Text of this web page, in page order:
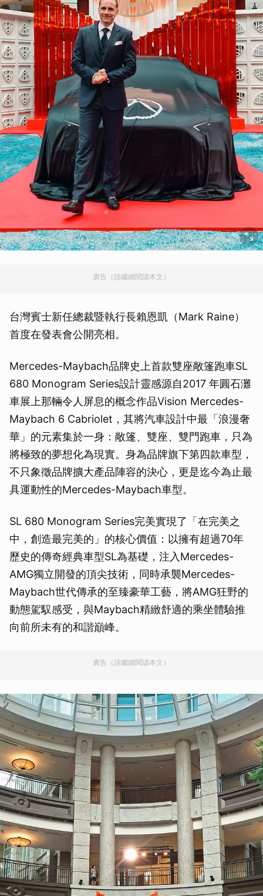
廣告（請繼續閱讀本文）
台灣賓士新任總裁暨執行長賴恩凱（Mark Raine）
首度在發表會公開亮相。
Mercedes-Maybach品牌史上首款雙座敞篷跑車SL
680 Monogram Series設計靈感源自2017 年圓石灘
車展上那輛令人屏息的概念作品Vision Mercedes-
Maybach 6 Cabriolet，其將汽車設計中最「浪漫奢
華」的元素集於一身：敞篷、雙座、雙門跑車，只為
將極致的夢想化為現實。身為品牌旗下第四款車型，
不只象徵品牌擴大產品陣容的決心，更是迄今為止最
具運動性的Mercedes-Maybach車型。
SL 680 Monogram Series完美實現了「在完美之
中，創造最完美的」的核心價值：以擁有超過70年
歷史的傳奇經典車型SL為基礎，注入Mercedes-
AMG獨立開發的頂尖技術，同時承襲Mercedes-
Maybach世代傳承的至臻豪華工藝，將AMG狂野的
動態駕馭感受，與Maybach精緻舒適的乘坐體驗推
向前所未有的和諧巔峰。
廣告（請繼續閱讀本文）